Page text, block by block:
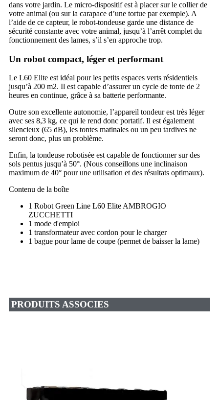
dans votre jardin. Le micro-dispositif est à placer sur le collier de
votre animal (ou sur la carapace d’une tortue par exemple). A
l’aide de ce capteur, le robot-tondeuse garde une distance de
sécurité constante avec votre animal, jusqu’à l’arrêt complet du
fonctionnement des lames, s’il s’en approche trop.
Un robot compact, léger et performant
Le L60 Elite est idéal pour les petits espaces verts résidentiels
jusqu’à 200 m2. Il est capable d’assurer un cycle de tonte de 2
heures en continue, grâce à sa batterie performante.
Outre son excellente autonomie, l’appareil tondeur est très léger
avec ses 8,3 kg, ce qui le rend donc portatif. Il est également
silencieux (65 dB), les tontes matinales ou un peu tardives ne
seront donc, plus un problème.
Enfin, la tondeuse robotisée est capable de fonctionner sur des
sols pentus jusqu’à 50°. (Nous conseillons une inclinaison
maximum de 40° pour une utilisation et des résultats optimaux).
Contenu de la boîte
1 Robot Green Line L60 Elite AMBROGIO
ZUCCHETTI
1 mode d'emploi
1 transformateur avec cordon pour le charger
1 bague pour lame de coupe (permet de baisser la lame)
PRODUITS ASSOCIES